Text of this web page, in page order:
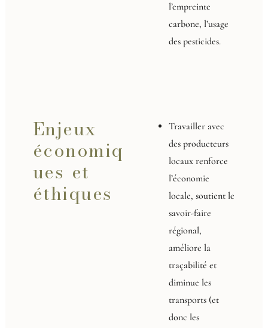
l’empreinte
carbone, l’usage
des pesticides.
Enjeux
économiq
ues et
éthiques
Travailler avec
des producteurs
locaux renforce
l’économie
locale, soutient le
savoir-faire
régional,
améliore la
traçabilité et
diminue les
transports (et
donc les